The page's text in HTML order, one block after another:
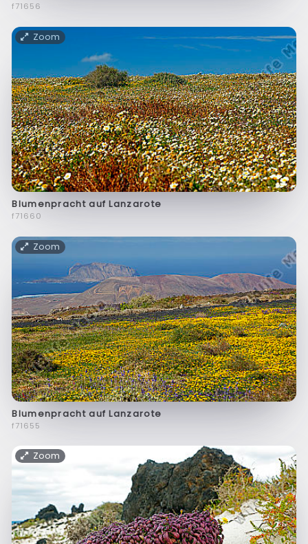
f71656
Zoom
Blumenpracht auf Lanzarote
f71660
Zoom
Blumenpracht auf Lanzarote
f71655
Zoom